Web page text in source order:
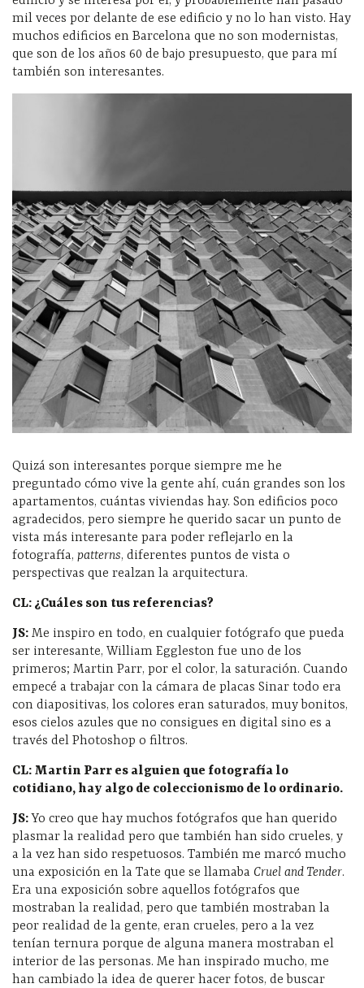
mil veces por delante de ese edificio y no lo han visto. Hay
muchos edificios en Barcelona que no son modernistas,
que son de los años 60 de bajo presupuesto, que para mí
también son interesantes.
Quizá son interesantes porque siempre me he
preguntado cómo vive la gente ahí, cuán grandes son los
apartamentos, cuántas viviendas hay. Son edificios poco
agradecidos, pero siempre he querido sacar un punto de
vista más interesante para poder reflejarlo en la
fotografía, patterns, diferentes puntos de vista o
perspectivas que realzan la arquitectura.
CL: ¿Cuáles son tus referencias?
JS: Me inspiro en todo, en cualquier fotógrafo que pueda
ser interesante, William Eggleston fue uno de los
primeros; Martin Parr, por el color, la saturación. Cuando
empecé a trabajar con la cámara de placas Sinar todo era
con diapositivas, los colores eran saturados, muy bonitos,
esos cielos azules que no consigues en digital sino es a
través del Photoshop o filtros.
CL: Martin Parr es alguien que fotografía lo
cotidiano, hay algo de coleccionismo de lo ordinario.
JS:Yo creo que hay muchos fotógrafos que han querido
plasmar la realidad pero que también han sido crueles, y
a la vez han sido respetuosos. También me marcó mucho
una exposición en la Tate que se llamaba Cruel and Tender.
Era una exposición sobre aquellos fotógrafos que
mostraban la realidad, pero que también mostraban la
peor realidad de la gente, eran crueles, pero a la vez
tenían ternura porque de alguna manera mostraban el
interior de las personas. Me han inspirado mucho, me
han cambiado la idea de querer hacer fotos, de buscar